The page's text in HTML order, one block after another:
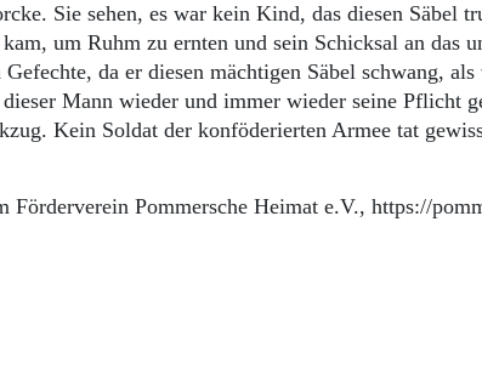
Sie sehen, es war kein Kind, das diesen Säbel
um Ruhm zu ernten und sein Schicksal an das
da er diesen mächtigen Säbel schwang,
Mann wieder und immer wieder seine Pflicht
Kein Soldat der konföderierten Armee tat
Pommersche Heimat e.V., https://